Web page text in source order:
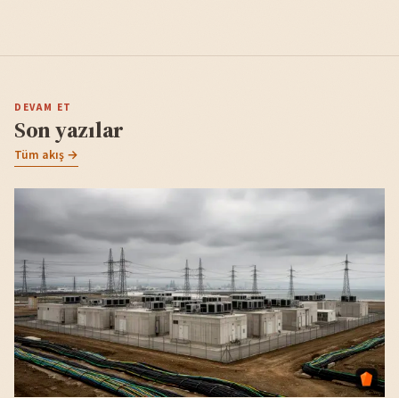
DEVAM ET
Son yazılar
Tüm akış →